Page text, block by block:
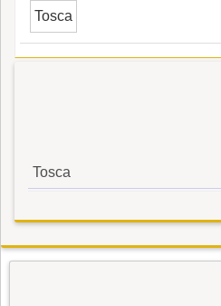
Tosca
Tosca